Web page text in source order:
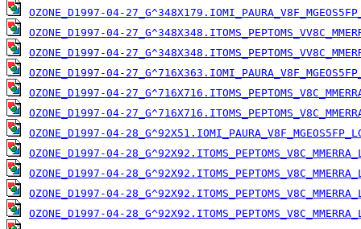
OZONE_D1997-04-
OZONE_D1997-04-
OZONE_D1997-04-
OZONE_D1997-04-
OZONE_D1997-04-
OZONE_D1997-04-
OZONE_D1997-04-
OZONE_D1997-04-
OZONE_D1997-04-
OZONE_D1997-04-
OZONE_D1997-04-